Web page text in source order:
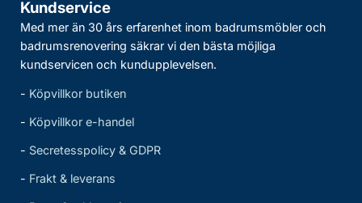
Kundservice
Med mer än 30 års erfarenhet inom badrumsmöbler och
badrumsrenovering säkrar vi den bästa möjliga
kundservicen och kundupplevelsen.
- Köpvillkor butiken
- Köpvillkor e-handel
- Secretesspolicy & GDPR
- Frakt & leverans